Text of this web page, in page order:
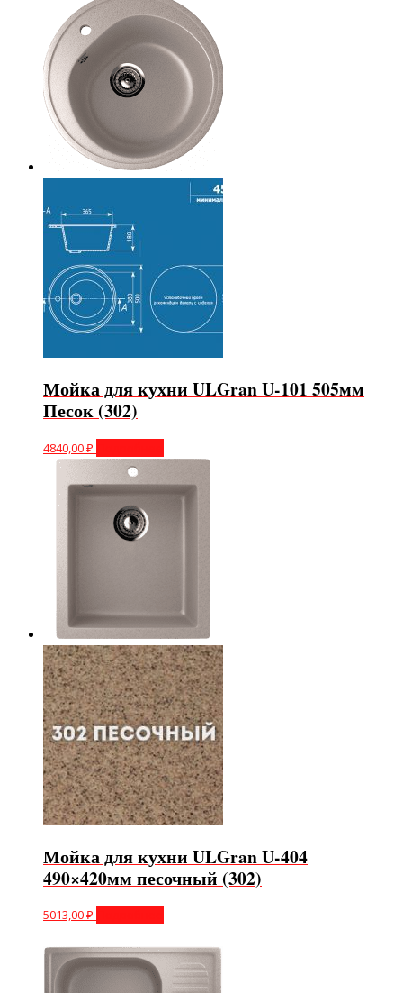
Мойка для кухни ULGran U-101 505мм
Песок (302)
4840,00₽
Мойка для кухни ULGran U-404
490×420мм песочный (302)
5013,00₽